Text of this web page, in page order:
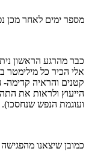
מספר ימים לאחר מכן
כבר מהרגע הראשון
אלי הכיר כל מילימטר
קטנים והראיה קדימה-
הייעוץ ולראות את
ועוגמת הנפש שנחסכו).
כמובן שיצאנו